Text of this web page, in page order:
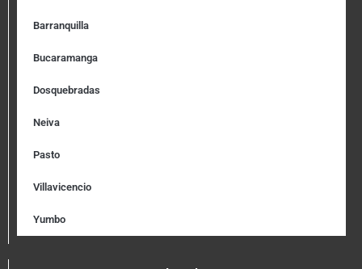
Barranquilla
Bucaramanga
Dosquebradas
Neiva
Pasto
Villavicencio
Yumbo